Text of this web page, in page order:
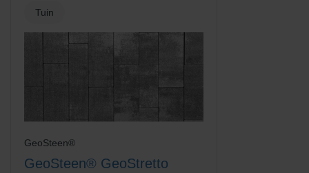
Tuin
GeoSteen®
GeoSteen® GeoStretto